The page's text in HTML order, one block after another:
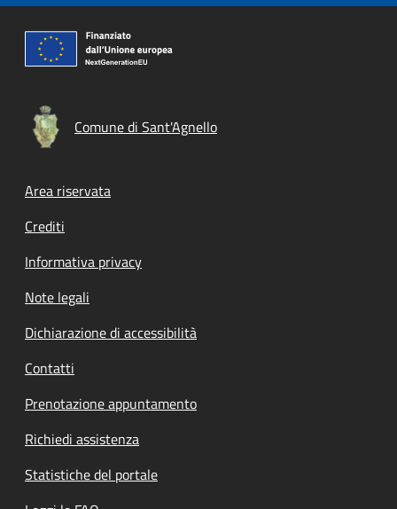
Comune di Sant'Agnello
Footer menu
Area riservata
Crediti
Informativa privacy
Note legali
Dichiarazione di accessibilità
Contatti
Prenotazione appuntamento
Richiedi assistenza
Statistiche del portale